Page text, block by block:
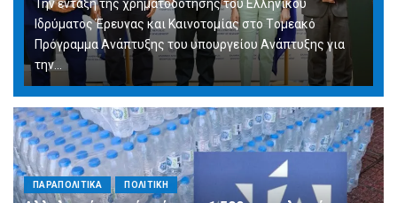
Την ένταξη της χρηματοδότησης του Ελληνικού
Ιδρύματος Έρευνας και Καινοτομίας στο Tομεακό
Πρόγραμμα Ανάπτυξης του υπουργείου Ανάπτυξης για
την…
ΠΑΡΑΠΟΛΙΤΙΚΑ ΠΟΛΙΤΙΚΗ